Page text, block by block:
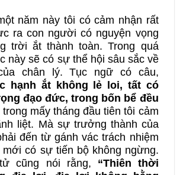
năm này tôi có cảm nhận rất
ra con người có nguyện vọng
trời ắt thành toàn. Trong quá
này sẽ có sự thể hội sâu sắc về
chân lý. Tục ngữ có câu,
hạnh ắt không lẻ loi, tất có
đạo đức, trong bốn bể đều
trong mấy tháng đầu tiên tôi cảm
liệt. Mà sự trưởng thành của
đến từ gánh vác trách nhiệm
có sự tiến bộ không ngừng.
cũng nói rằng, “Thiên thời